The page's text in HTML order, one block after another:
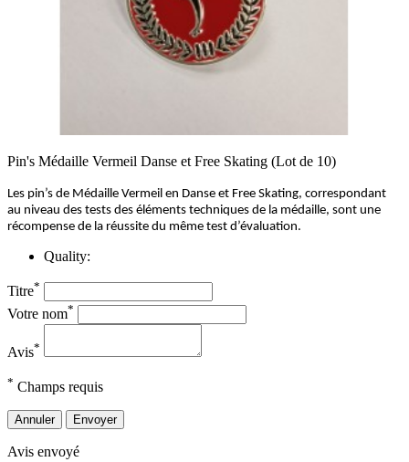
Pin's Médaille Vermeil Danse et Free Skating (Lot de 10)
Les pin’s de Médaille Vermeil en Danse et Free Skating, correspondant
au niveau des tests des éléments techniques de la médaille, sont une
récompense de la réussite du même test d’évaluation.
Quality:
Titre*
Votre nom*
Avis*
* Champs requis
Annuler Envoyer
Avis envoyé